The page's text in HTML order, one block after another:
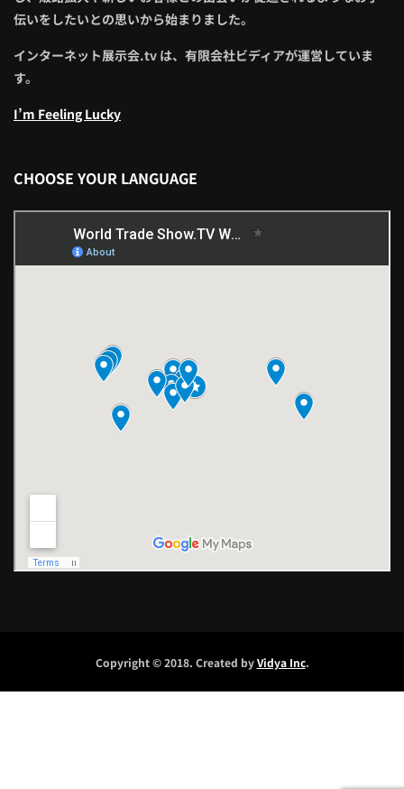
伝いをしたいとの思いから始まりました。
インターネット展示会.tv は、有限会社ビディアが運営していま
す。
I’m Feeling Lucky
CHOOSE YOUR LANGUAGE
Copyright © 2018. Created byVidya Inc.